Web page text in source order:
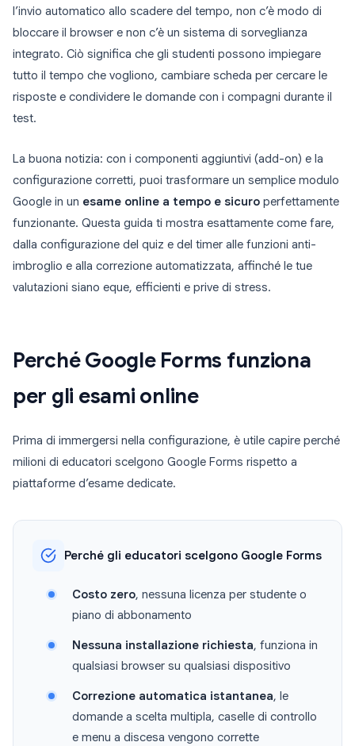
l’invio automatico allo scadere del tempo, non c’è modo di
bloccare il browser e non c’è un sistema di sorveglianza
integrato. Ciò significa che gli studenti possono impiegare
tutto il tempo che vogliono, cambiare scheda per cercare le
risposte e condividere le domande con i compagni durante il
test.
La buona notizia: con i componenti aggiuntivi (add-on) e la
configurazione corretti, puoi trasformare un semplice modulo
Google in un esame online a tempo e sicuro perfettamente
funzionante. Questa guida ti mostra esattamente come fare,
dalla configurazione del quiz e del timer alle funzioni anti-
imbroglio e alla correzione automatizzata, affinché le tue
valutazioni siano eque, efficienti e prive di stress.
Perché Google Forms funziona
per gli esami online
Prima di immergersi nella configurazione, è utile capire perché
milioni di educatori scelgono Google Forms rispetto a
piattaforme d’esame dedicate.
Perché gli educatori scelgono Google Forms
Costo zero, nessuna licenza per studente o
piano di abbonamento
Nessuna installazione richiesta, funziona in
qualsiasi browser su qualsiasi dispositivo
Correzione automatica istantanea, le
domande a scelta multipla, caselle di controllo
e menu a discesa vengono corrette